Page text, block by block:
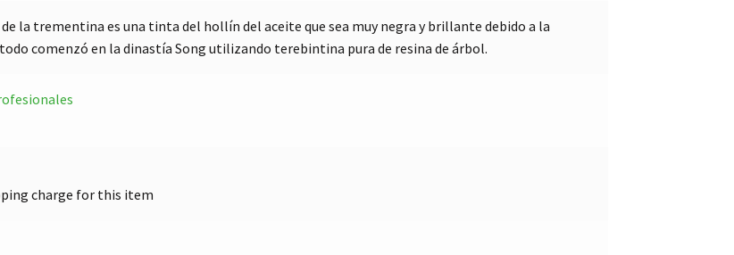
la trementina es una tinta del hollín del aceite que sea muy negra y brillante debido a la
comenzó en la dinastía Song utilizando terebintina pura de resina de árbol.
charge for this item